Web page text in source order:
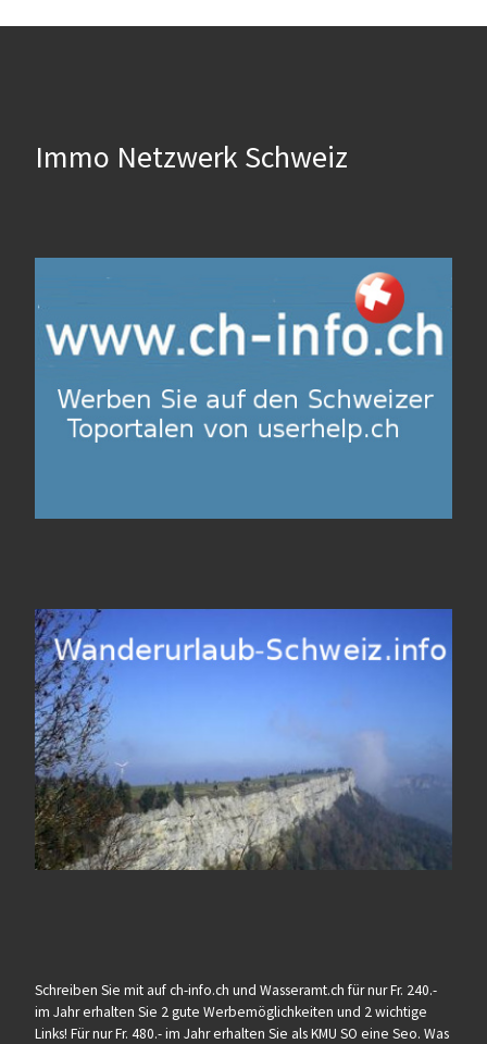
Immo Netzwerk Schweiz
Schreiben Sie mit auf ch-info.ch und Wasseramt.ch für nur Fr. 240.-
im Jahr erhalten Sie 2 gute Werbemöglichkeiten und 2 wichtige
Links! Für nur Fr. 480.- im Jahr erhalten Sie als KMU SO eine Seo. Was